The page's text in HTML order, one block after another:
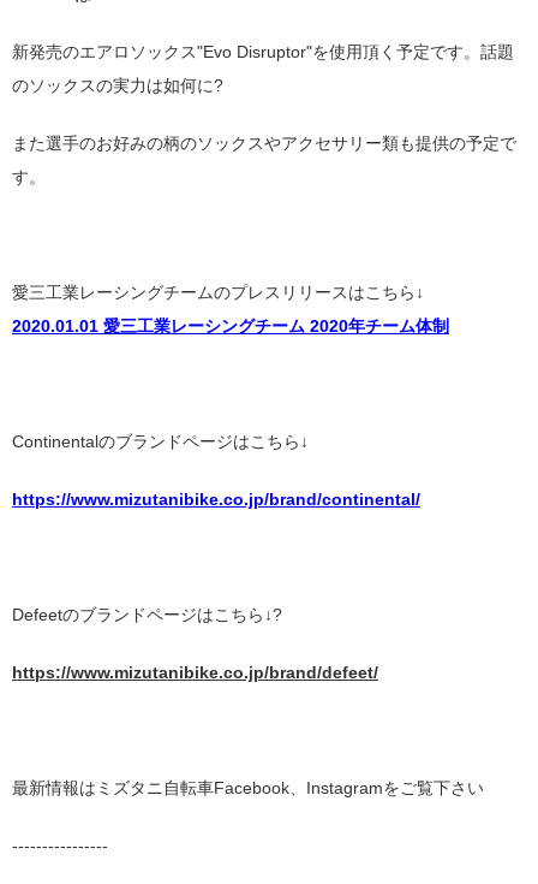
新発売のエアロソックス"Evo Disruptor"を使用頂く予定です。話題
のソックスの実力は如何に?
また選手のお好みの柄のソックスやアクセサリー類も提供の予定で
す。
愛三工業レーシングチームのプレスリリースはこちら↓
2020.01.01 愛三工業レーシングチーム 2020年チーム体制
Continentalのブランドページはこちら↓
https://www.mizutanibike.co.jp/brand/continental/
Defeetのブランドページはこちら↓?
https://www.mizutanibike.co.jp/brand/defeet/
最新情報はミズタニ自転車Facebook、Instagramをご覧下さい
----------------